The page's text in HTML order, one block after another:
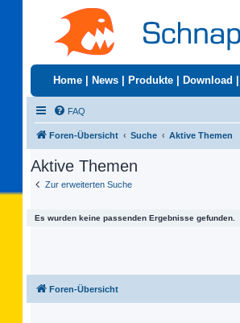
Home News Produkte Download
FAQ
Foren-Übersicht Suche Aktive Themen
Aktive Themen
Zur erweiterten Suche
Es wurden keine passenden Ergebnisse gefunden.
Foren-Übersicht